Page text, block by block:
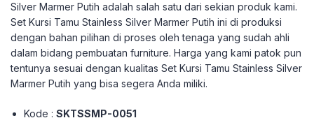
Silver Marmer Putih adalah salah satu dari sekian produk kami.
Set Kursi Tamu Stainless Silver Marmer Putih ini di produksi
dengan bahan pilihan di proses oleh tenaga yang sudah ahli
dalam bidang pembuatan furniture. Harga yang kami patok pun
tentunya sesuai dengan kualitas Set Kursi Tamu Stainless Silver
Marmer Putih yang bisa segera Anda miliki.
Kode :SKTSSMP-0051